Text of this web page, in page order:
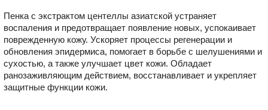
Пенка с экстрактом центеллы азиатской устраняет
воспаления и предотвращает появление новых, успокаивает
поврежденную кожу. Ускоряет процессы регенерации и
обновления эпидермиса, помогает в борьбе с шелушениями и
сухостью, а также улучшает цвет кожи. Обладает
ранозаживляющим действием, восстанавливает и укрепляет
защитные функции кожи.